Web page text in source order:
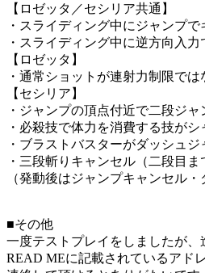
【ロゼッタ／セシリア共通】
・スライディング中にジャンプ
・スライディング中に逆方向入
【ロゼッタ】
・通常ショットが連射力制限で
【セシリア】
・ジャンプの頂点付近で二段ジ
・必殺技で体力を消費する技が
・ブラストバスターがダッシュ
・三段斬りキャンセル（二段目
（発動後はジャンプキャンセル
■その他
一度テストプレイをしましたが
READ MEに記載されているアド